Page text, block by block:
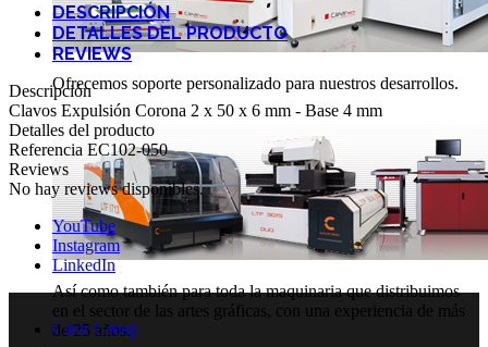
Ofrecemos soporte personalizado para nuestros desarrollos.
Así como también para toda la maquinaria que distribuimos
en el sector de las artes gráficas, con una experiencia de más
de 25 años.
DESCRIPCIÓN
DETALLES DEL PRODUCTO
REVIEWS
Descripción
Clavos Expulsión Corona 2 x 50 x 6 mm - Base 4 mm
Detalles del producto
Referencia EC102-050
Reviews
No hay reviews disponibles.
YouTube
Instagram
LinkedIn
Clear Group